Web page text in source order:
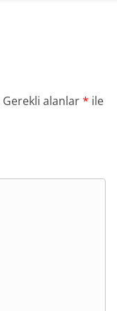
Gerekli alanlar* ile